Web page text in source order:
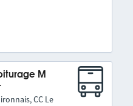
M
CC Le